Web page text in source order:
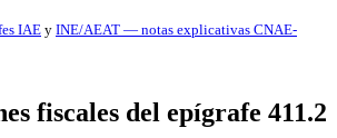
IAE y INE/AEAT — notas explicativas CNAE-
fiscales del epígrafe 411.2